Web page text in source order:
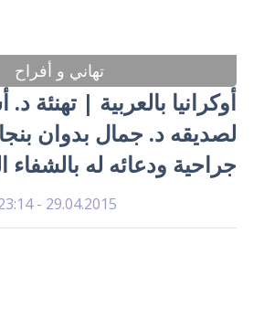
تهاني و أفراح
أوكرانيا بالعربية | تهنئة
لصديقه د. جمال بدوان
جراحية ودعائه له بالشفاء
29.04.2015 - 23:14